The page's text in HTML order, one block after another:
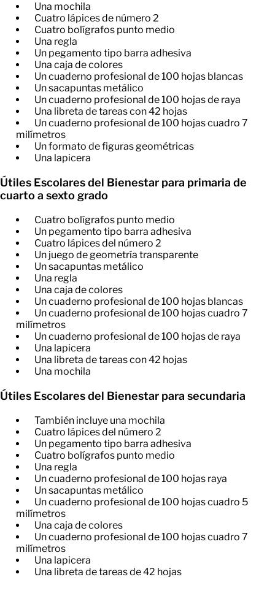
Una mochila
Cuatro lápices de número 2
Cuatro bolígrafos punto medio
Una regla
Un pegamento tipo barra adhesiva
Una caja de colores
Un cuaderno profesional de 100 hojas blancas
Un sacapuntas metálico
Un cuaderno profesional de 100 hojas de raya
Una libreta de tareas con 42 hojas
Un cuaderno profesional de 100 hojas cuadro 7
milímetros
Un formato de figuras geométricas
Una lapicera
Útiles Escolares del Bienestar para primaria de
cuarto a sexto grado
Cuatro bolígrafos punto medio
Un pegamento tipo barra adhesiva
Cuatro lápices del número 2
Un juego de geometría transparente
Un sacapuntas metálico
Una regla
Una caja de colores
Un cuaderno profesional de 100 hojas blancas
Un cuaderno profesional de 100 hojas cuadro 7
milímetros
Un cuaderno profesional de 100 hojas de raya
Una lapicera
Una libreta de tareas con 42 hojas
Una mochila
Útiles Escolares del Bienestar para secundaria
También incluye una mochila
Cuatro lápices del número 2
Un pegamento tipo barra adhesiva
Cuatro bolígrafos punto medio
Una regla
Un cuaderno profesional de 100 hojas raya
Un sacapuntas metálico
Un cuaderno profesional de 100 hojas cuadro 5
milímetros
Una caja de colores
Un cuaderno profesional de 100 hojas cuadro 7
milímetros
Una lapicera
Una libreta de tareas de 42 hojas